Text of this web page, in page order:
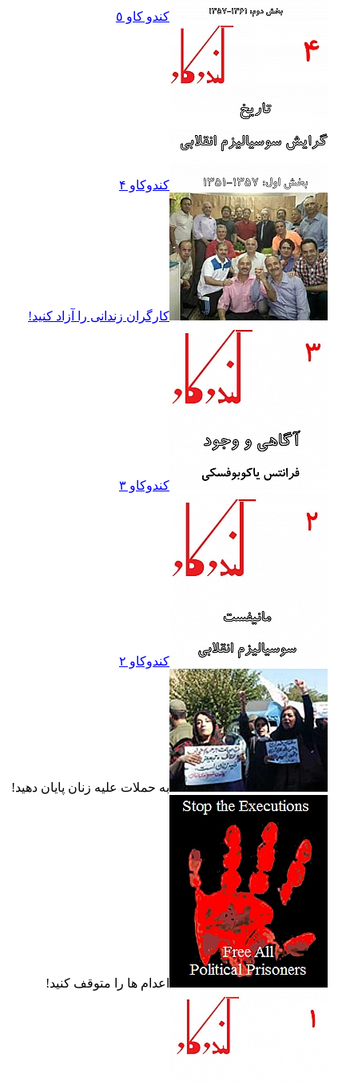
کندو کاو ٥
کندوکاو ۴
کارگران زندانى را آزاد کنيد!
کندوکاو ۳
کندوکاو ۲
به حملات عليه زنان پايان دهيد!
اعدام ها را متوقف کنيد!